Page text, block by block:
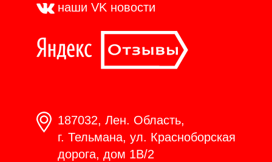
наши VK новости
187032, Лен. Область,
г. Тельмана, ул. Красноборская
дорога, дом 1В/2